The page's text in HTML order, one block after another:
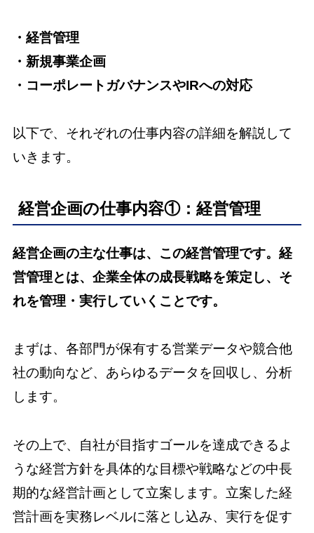
・経営管理
・新規事業企画
・コーポレートガバナンスやIRへの対応
以下で、それぞれの仕事内容の詳細を解説して
いきます。
経営企画の仕事内容①：経営管理
経営企画の主な仕事は、この経営管理です。経
営管理とは、企業全体の成長戦略を策定し、そ
れを管理・実行していくことです。
まずは、各部門が保有する営業データや競合他
社の動向など、あらゆるデータを回収し、分析
します。
その上で、自社が目指すゴールを達成できるよ
うな経営方針を具体的な目標や戦略などの中長
期的な経営計画として立案します。立案した経
営計画を実務レベルに落とし込み、実行を促す